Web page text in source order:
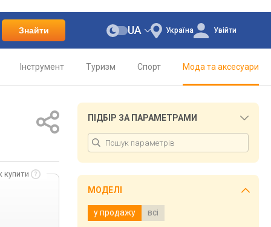
Знайти Україна
UA Увійти
Інструмент Туризм Спорт Мода та аксесуари
купити
ПІДБІР ЗА ПАРАМЕТРАМИ
МОДЕЛІ
у продажу всі